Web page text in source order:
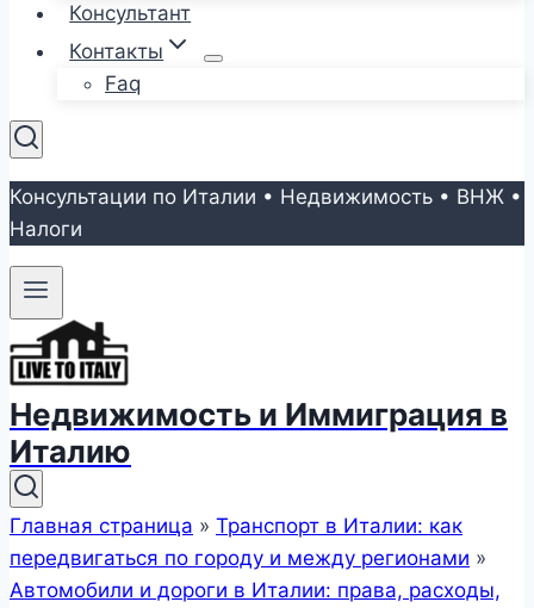
Консультант
Контакты
Faq
Консультации по Италии • Недвижимость • ВНЖ •
Налоги
Недвижимость и Иммиграция в
Италию
Главная страница » Транспорт в Италии: как
передвигаться по городу и между регионами »
Автомобили и дороги в Италии: права, расходы,